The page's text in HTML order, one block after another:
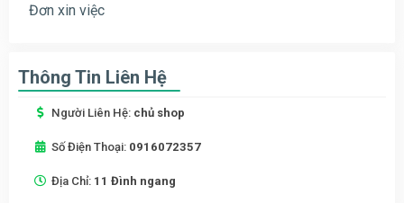
Đơn xin việc
Thông Tin Liên Hệ
Người Liên Hệ: chủ shop
Số Điện Thoại: 0916072357
Địa Chỉ: 11 Đình ngang